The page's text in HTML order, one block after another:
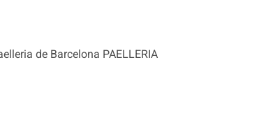
de Barcelona PAELLERIA